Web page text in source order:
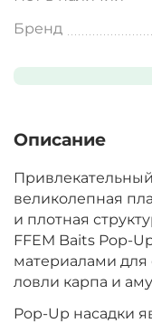
Бренд
Описание
великолепная
и плотная
FFEM Baits Pop-
материалами
ловли карпа и
Pop-Up насадки